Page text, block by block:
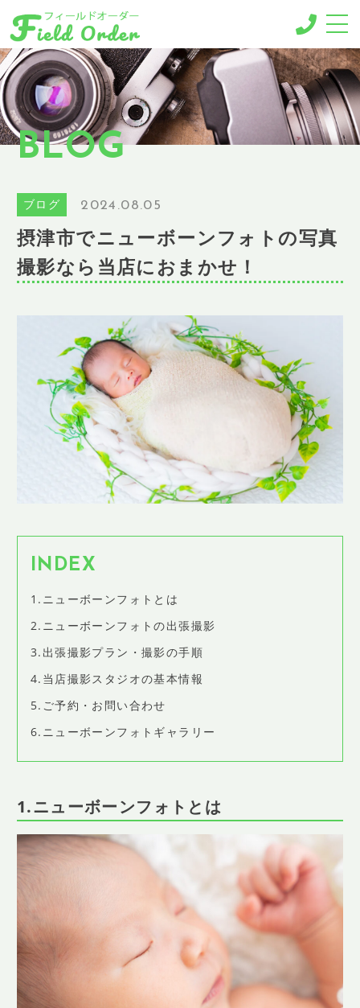
-MENU-
撮影メニュー
-BUSINESS MENU-
法人様向けメニュー
ギャラリー
NEWS
ニュース
ブログ
SHOP INFO
店舗情報
CONCEPT
コンセプト
CONTACT
お問い合わせ
アクセス
提携カメラマン・求人情報
BLOG
ブログ 2024.08.05
摂津市でニューボーンフォトの写真
撮影なら当店におまかせ！
INDEX
1.ニューボーンフォトとは
2.ニューボーンフォトの出張撮影
3.出張撮影プラン・撮影の手順
4.当店撮影スタジオの基本情報
5.ご予約・お問い合わせ
6.ニューボーンフォトギャラリー
1.ニューボーンフォトとは